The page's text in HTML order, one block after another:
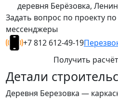
деревня Берёзовка,
Задать вопрос по проекту
мессенджеры
+7 812 612-49-19
Получить
Детали
Деревня Березовка —